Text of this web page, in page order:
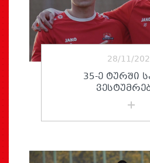
28/11/
35-Ე ᲢᲣᲠᲨᲘ